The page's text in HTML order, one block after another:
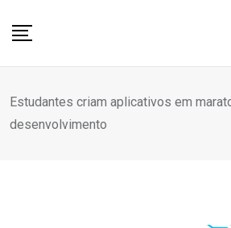
Estudantes criam aplicativos em
desenvolvimento